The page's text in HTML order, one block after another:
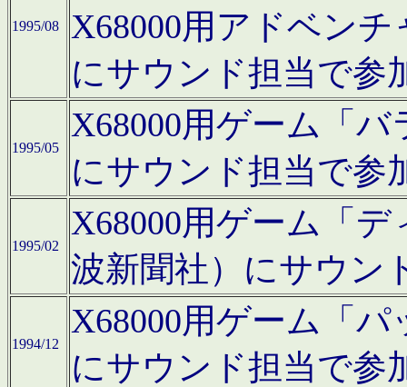
1995/08
X68000用アドベン
にサウンド担当で参
1995/05
X68000用ゲーム「
にサウンド担当で参
1995/02
X68000用ゲーム「
波新聞社）にサウン
1994/12
X68000用ゲーム「
にサウンド担当で参